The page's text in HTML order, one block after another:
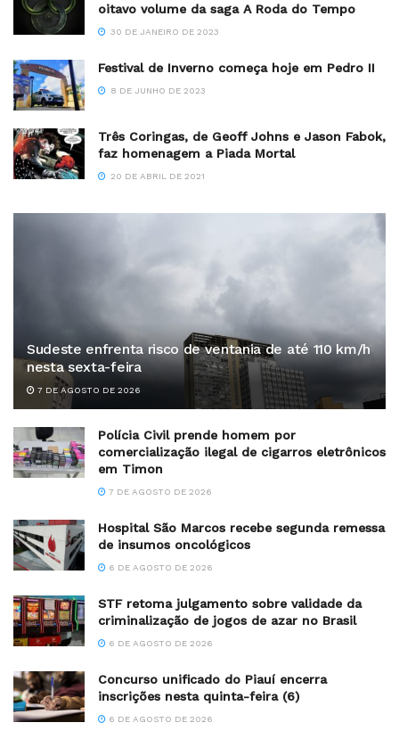
oitavo volume da saga A Roda do Tempo
30 DE JANEIRO DE 2023
Festival de Inverno começa hoje em Pedro II
8 DE JUNHO DE 2023
Três Coringas, de Geoff Johns e Jason Fabok,
faz homenagem a Piada Mortal
20 DE ABRIL DE 2021
Sudeste enfrenta risco de ventania de até 110 km/h
nesta sexta-feira
7 DE AGOSTO DE 2026
Polícia Civil prende homem por
comercialização ilegal de cigarros eletrônicos
em Timon
7 DE AGOSTO DE 2026
Hospital São Marcos recebe segunda remessa
de insumos oncológicos
6 DE AGOSTO DE 2026
STF retoma julgamento sobre validade da
criminalização de jogos de azar no Brasil
6 DE AGOSTO DE 2026
Concurso unificado do Piauí encerra
inscrições nesta quinta-feira (6)
6 DE AGOSTO DE 2026